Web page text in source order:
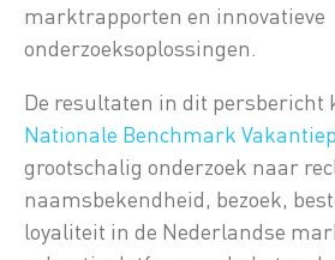
marktrapporten en innovatieve
onderzoeksoplossingen.
De resultaten in dit persbericht
Nationale Benchmark
grootschalig onderzoek naar
naamsbekendheid, bezoek,
loyaliteit in de Nederlandse